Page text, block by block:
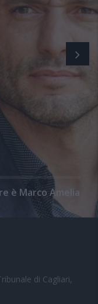
è Marco Amelia
di Cagliari,